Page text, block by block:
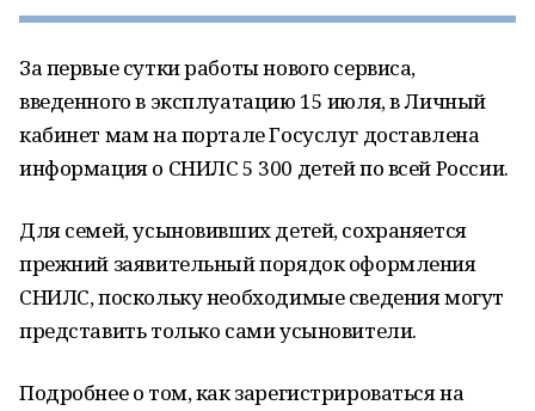
За первые сутки работы нового сервиса,
введенного в эксплуатацию 15 июля, в Личный
кабинет мам на портале Госуслуг доставлена
информация о СНИЛС 5 300 детей по всей России.
Для семей, усыновивших детей, сохраняется
прежний заявительный порядок оформления
СНИЛС, поскольку необходимые сведения могут
представить только сами усыновители.
Подробнее о том, как зарегистрироваться на